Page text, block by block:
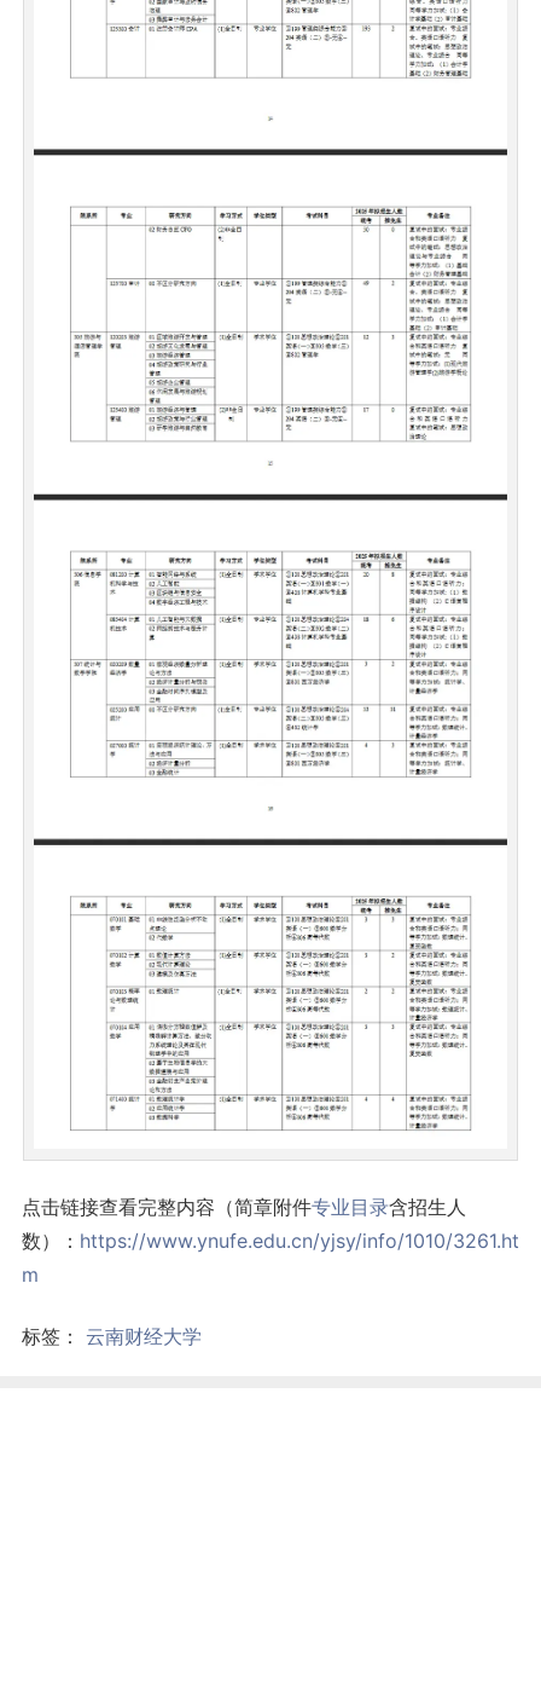
点击链接查看完整内容（简章附件专业目录含招生人
数）： https://www.ynufe.edu.cn/yjsy/info/1010/3261.ht
m
标签： 云南财经大学